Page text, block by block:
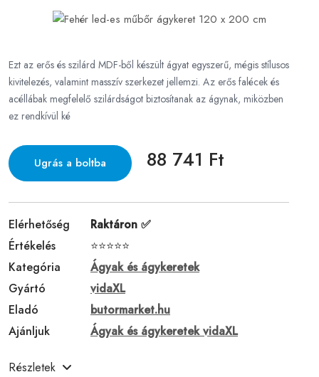
Ezt az erős és szilárd MDF-ből készült ágyat egyszerű, mégis stílusos
kivitelezés, valamint masszív szerkezet jellemzi. Az erős falécek és
acéllábak megfelelő szilárdságot biztosítanak az ágynak, miközben
ez rendkívül ké
Ugrás a boltba 88 741 Ft
Elérhetőség
Raktáron ✅
Értékelés
⭐⭐⭐⭐⭐
Kategória
Ágyak és ágykeretek
Gyártó
vidaXL
Eladó
butormarket.hu
Ajánljuk
Ágyak és ágykeretek vidaXL
Részletek